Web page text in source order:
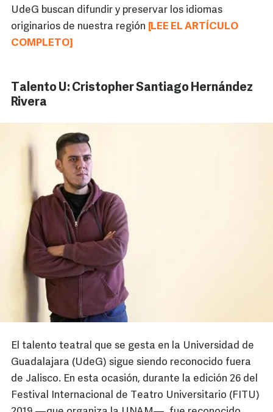
UdeG buscan difundir y preservar los idiomas
originarios de nuestra región [LEE EL ARTÍCULO
COMPLETO]
Talento U: Cristopher Santiago Hernández
Rivera
El talento teatral que se gesta en la Universidad de
Guadalajara (UdeG) sigue siendo reconocido fuera
de Jalisco. En esta ocasión, durante la edición 26 del
Festival Internacional de Teatro Universitario (FITU)